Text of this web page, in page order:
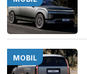
MOBIL